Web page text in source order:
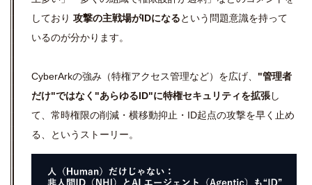
しており 攻撃の主戦場がIDになるという問題意識を持って
いるのが分かります。
CyberArkの強み（特権アクセス管理など）を広げ、 "管理者
だけ"ではなく"あらゆるID"に特権セキュリティを拡張し
て、常時権限の削減・横移動抑止・ID起点の攻撃を早く止め
る、というストーリー。